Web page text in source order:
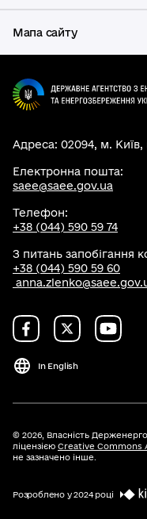
Мапа сайту
Адреса: 02094, м. Київ,
Електронна пошта:
saee@saee.gov.ua
Телефон:
+38 (044) 590 59 74
З питань запобігання
+38 (044) 590 59 60
In English
© 2026, Власність
ліцензією Creative Commons
не зазначено інше.
Розроблено у 2024 році